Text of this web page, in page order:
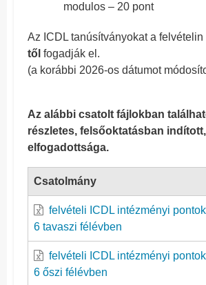
modulos – 20 pont
Az ICDL tanúsítványokat a felvételin
től fogadják el.
(a korábbi 2026-os dátumot
Az alábbi csatolt fájlokban
részletes, felsőoktatásban
elfogadottsága.
Csatolmány
felvételi ICDL intézményi
6 tavaszi félévben
felvételi ICDL intézményi
6 őszi félévben